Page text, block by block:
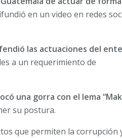
en un video en redes
las actuaciones del ente
a un requerimiento de
una gorra con el lema
su postura.
que permiten la corrupción